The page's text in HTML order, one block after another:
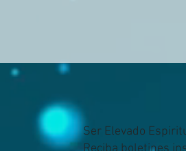
Ser Elevado